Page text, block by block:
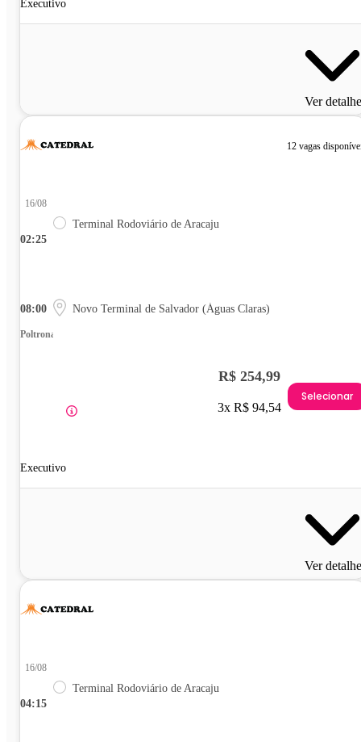
Executivo
Ver
12 vagas
02:25
16/08
Terminal Rodoviário de Aracaju
08:00 Novo Terminal de Salvador (Águas Claras)
Poltrona
Executivo
R$ 254,99
3x R$ 94,54
Selecionar
Ver
04:15
16/08
Terminal Rodoviário de Aracaju